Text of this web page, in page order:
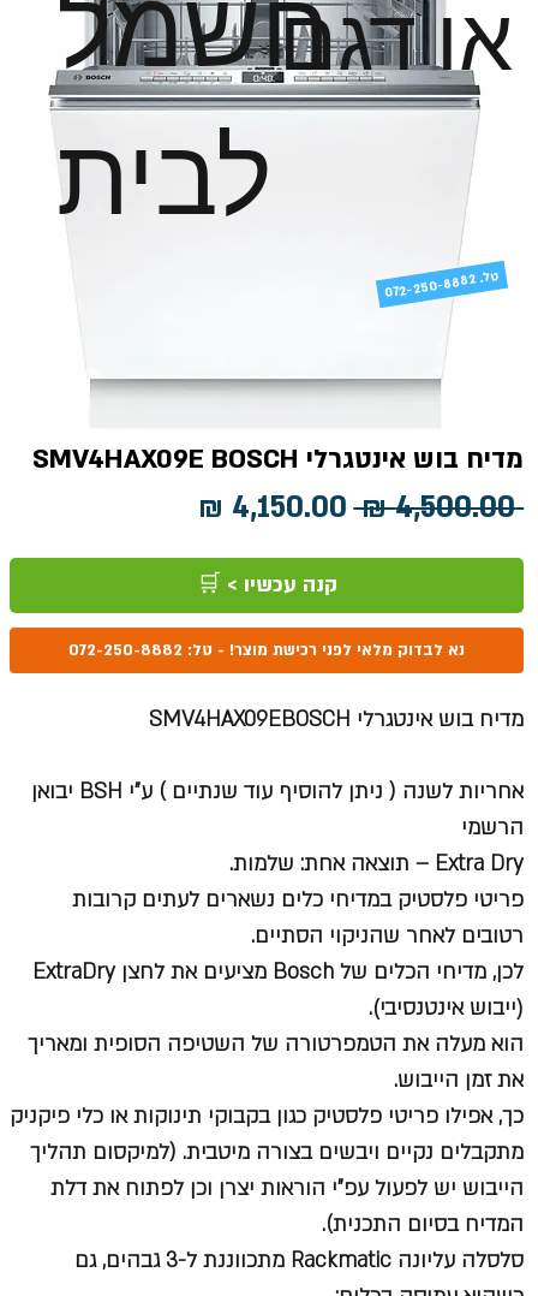
או דגם
לבית
מדיח בוש אינטגרלי SMV4HAX09E BOSCH
‏4,500.00 ‏₪
מחיר
רגיל
מבצע
קנה עכשיו > 🛒
נא לבדוק מלאי לפני רכישת מוצר! - טל: 072-250-8882
מדיח בוש אינטגרלי SMV4HAX09EBOSCH
אחריות לשנה ( ניתן להוסיף עוד שנתיים ) ע"י BSH יבואן
הרשמי
Extra Dry – תוצאה אחת: שלמות.
פריטי פלסטיק במדיחי כלים נשארים לעתים קרובות
רטובים לאחר שהניקוי הסתיים.
לכן, מדיחי הכלים של Bosch מציעים את לחצן ExtraDry
(ייבוש אינטנסיבי).
הוא מעלה את הטמפרטורה של השטיפה הסופית ומאריך
את זמן הייבוש.
כך, אפילו פריטי פלסטיק כגון בקבוקי תינוקות או כלי פיקניק
מתקבלים נקיים ויבשים בצורה מיטבית. (למיקסום תהליך
הייבוש יש לפעול עפ"י הוראות יצרן וכן לפתוח את דלת
המדיח בסיום התכנית).
סלסלה עליונה Rackmatic מתכווננת ל-3 גבהים, גם
072-250-8882 .טל